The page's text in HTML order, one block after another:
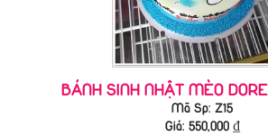
BÁNH SINH NHẬT MÈO
Mã Sp: Z15
Giá: 550,000₫